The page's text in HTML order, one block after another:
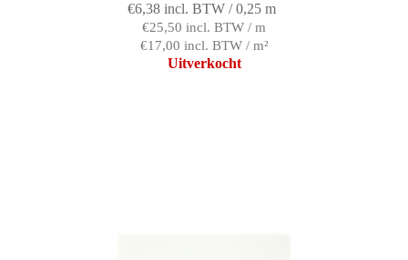
€6,38 incl. BTW / 0,25 m
€25,50 incl. BTW / m
€17,00 incl. BTW / m²
Uitverkocht